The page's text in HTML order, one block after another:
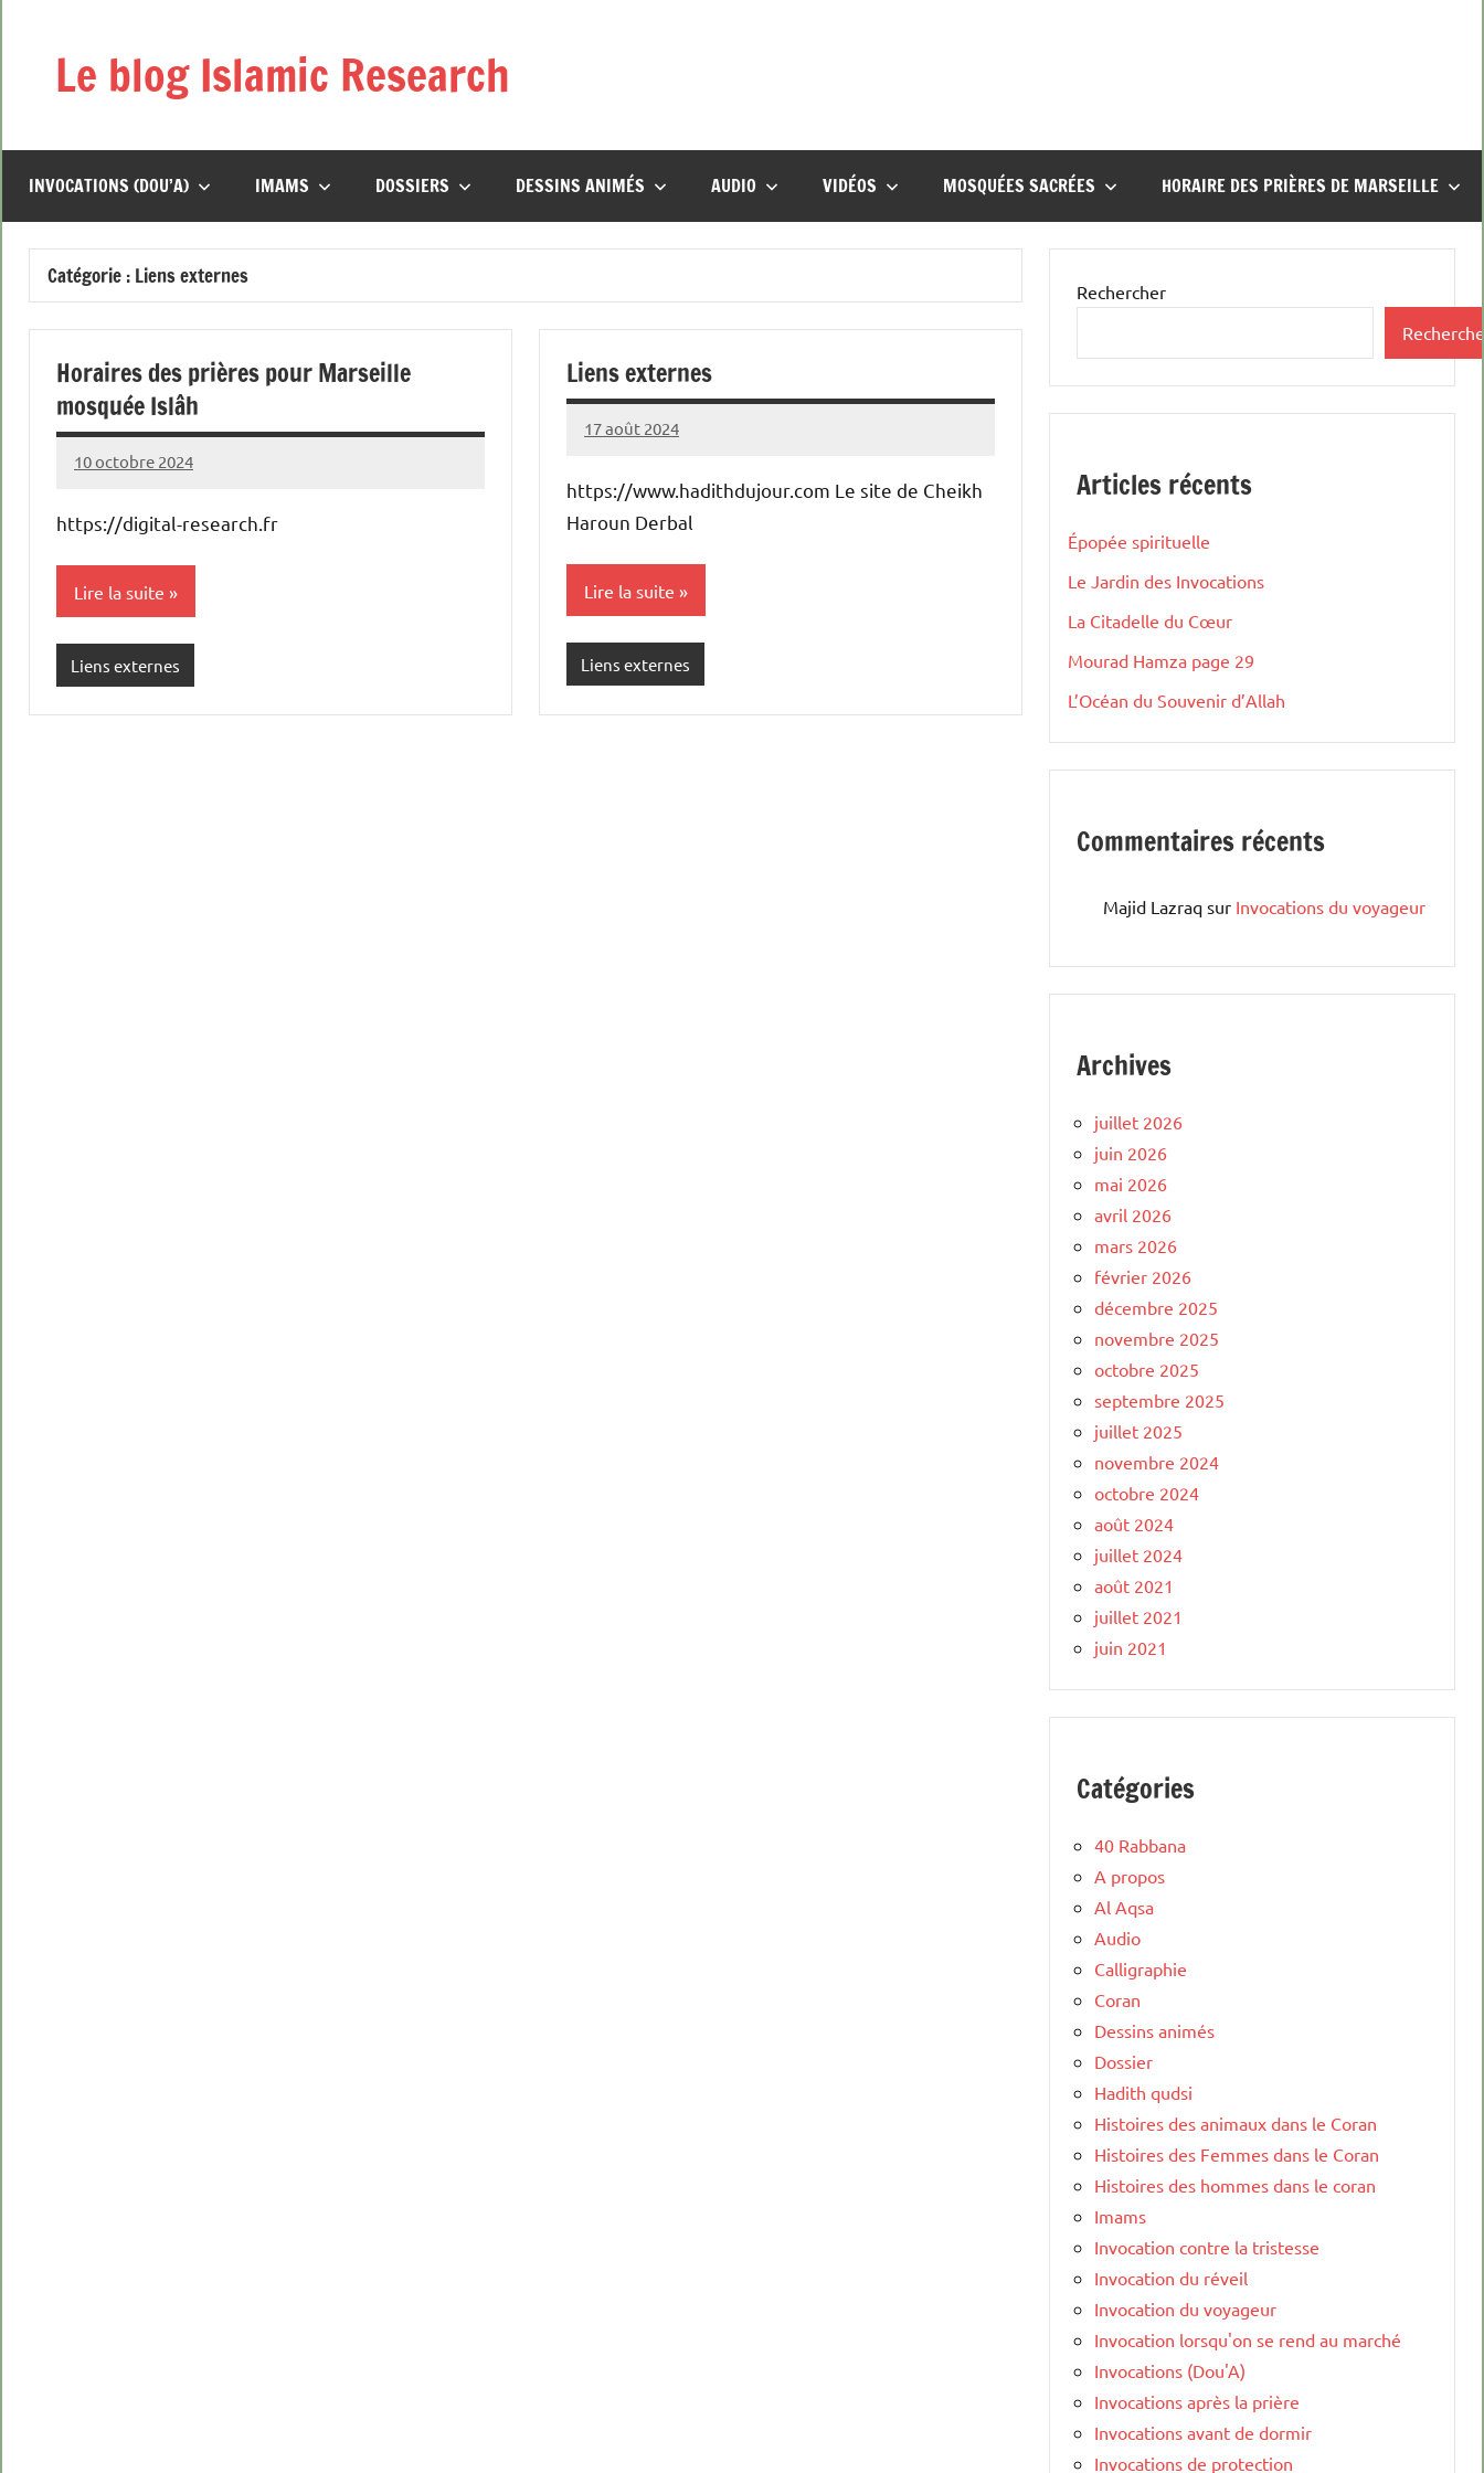
Le blog Islamic Research
INVOCATIONS (DOU’A) IMAMS DOSSIERS DESSINS ANIMÉS AUDIO VIDÉOS MOSQUÉES SACRÉES HORAIRE DES PRIÈRES DE MARSEILLE
Catégorie : Liens externes
Horaires des prières pour Marseille
mosquée Islâh
10 octobre 2024
prieres
https://digital-research.fr
Lire la suite
Liens externes
Liens externes
17 août 2024
prieres
https://www.hadithdujour.com Le site de Cheikh
Haroun Derbal
Lire la suite
Liens externes
Rechercher
Articles récents
Épopée spirituelle
Le Jardin des Invocations
La Citadelle du Cœur
Mourad Hamza page 29
L’Océan du Souvenir d’Allah
Commentaires récents
Majid Lazraq sur Invocations du voyageur
Archives
juillet 2026
juin 2026
mai 2026
avril 2026
mars 2026
février 2026
décembre 2025
novembre 2025
octobre 2025
septembre 2025
juillet 2025
novembre 2024
octobre 2024
août 2024
juillet 2024
août 2021
juillet 2021
juin 2021
Catégories
40 Rabbana
A propos
Al Aqsa
Audio
Calligraphie
Coran
Dessins animés
Dossier
Hadith qudsi
Histoires des animaux dans le Coran
Histoires des Femmes dans le Coran
Histoires des hommes dans le coran
Imams
Invocation contre la tristesse
Invocation du réveil
Invocation du voyageur
Invocation lorsqu'on se rend au marché
Invocations (Dou'A)
Invocations après la prière
Invocations avant de dormir
Invocations de protection